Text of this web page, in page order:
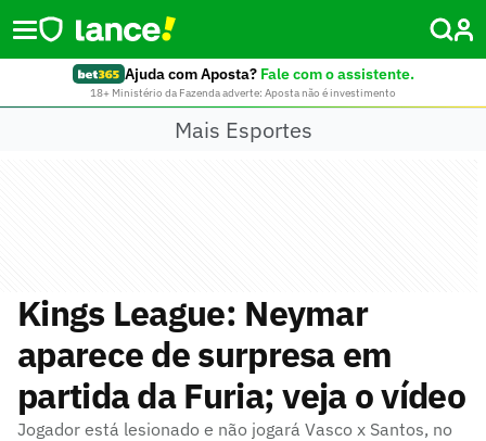
Ajuda com Aposta? Fale com o assistente.
18+ Ministério da Fazenda adverte: Aposta não é investimento
Mais Esportes
Kings League: Neymar
aparece de surpresa em
partida da Furia; veja o vídeo
Jogador está lesionado e não jogará Vasco x Santos, no